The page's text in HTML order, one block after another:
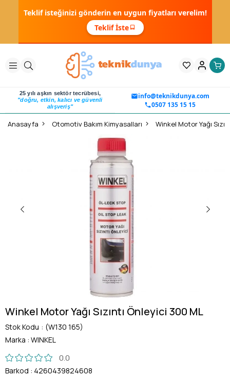
Teklif isteğinizi gönderin en uygun fiyatları verelim!
Teklif İste
25 yılı aşkın sektör tecrübesi,
"doğru, etkin, kalıcı ve güvenli
alışveriş"
info@teknikdunya.com
0507 135 15 15
Anasayfa Otomotiv Bakım Kimyasalları Winkel Motor Yağı
Winkel Motor Yağı Sızıntı Önleyici 300 ML
Stok Kodu
(W130 165)
Marka : WINKEL
0.0
Barkod : 4260439824608